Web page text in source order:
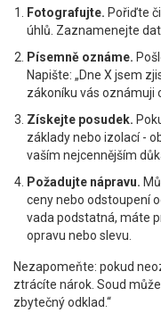
Fotografujte. Pořiďte
úhlů. Zaznamenejte
Písemně oznáme.
Napište: „Dne X jsem
zákoníku vás oznámuji
Získejte posudek.
základy nebo izolací -
vaším nejcennějším
Požadujte nápravu.
ceny nebo odstoupení
vada podstatná, máte
opravu nebo slevu.
Nezapomeňte: pokud
ztrácíte nárok. Soud
zbytečný odklad.“